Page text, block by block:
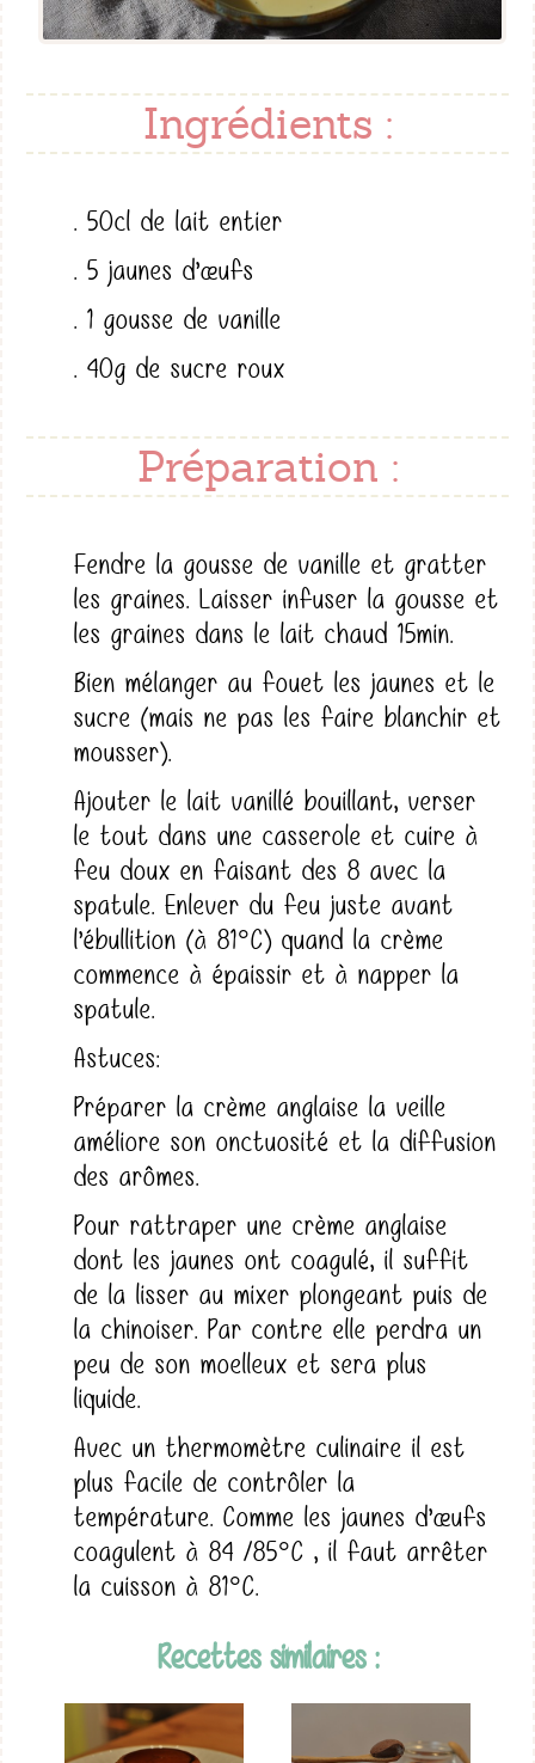
Ingrédients :
. 50cl de lait entier
. 5 jaunes d’œufs
. 1 gousse de vanille
. 40g de sucre roux
Préparation :
Fendre la gousse de vanille et gratter
les graines. Laisser infuser la gousse et
les graines dans le lait chaud 15min.
Bien mélanger au fouet les jaunes et le
sucre (mais ne pas les faire blanchir et
mousser).
Ajouter le lait vanillé bouillant, verser
le tout dans une casserole et cuire à
feu doux en faisant des 8 avec la
spatule. Enlever du feu juste avant
l’ébullition (à 81°C) quand la crème
commence à épaissir et à napper la
spatule.
Astuces:
Préparer la crème anglaise la veille
améliore son onctuosité et la diffusion
des arômes.
Pour rattraper une crème anglaise
dont les jaunes ont coagulé, il suffit
de la lisser au mixer plongeant puis de
la chinoiser. Par contre elle perdra un
peu de son moelleux et sera plus
liquide.
Avec un thermomètre culinaire il est
plus facile de contrôler la
température. Comme les jaunes d’œufs
coagulent à 84 /85°C , il faut arrêter
la cuisson à 81°C.
Recettes similaires :